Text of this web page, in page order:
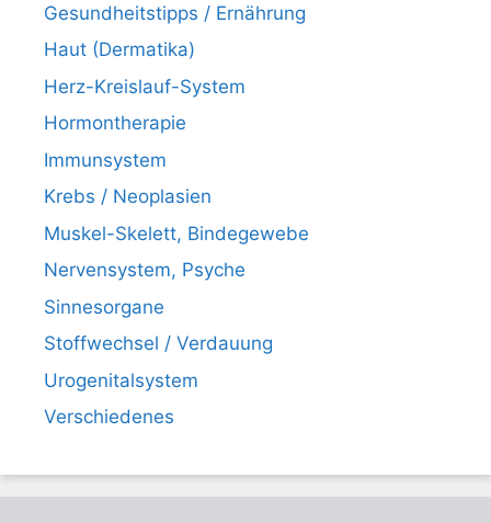
Gesundheitstipps / Ernährung
Haut (Dermatika)
Herz-Kreislauf-System
Hormontherapie
Immunsystem
Krebs / Neoplasien
Muskel-Skelett, Bindegewebe
Nervensystem, Psyche
Sinnesorgane
Stoffwechsel / Verdauung
Urogenitalsystem
Verschiedenes